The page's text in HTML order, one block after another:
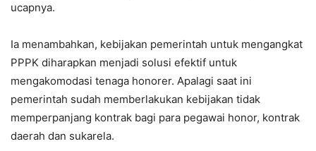
ucapnya.
Ia menambahkan, kebijakan pemerintah untuk mengangkat
PPPK diharapkan menjadi solusi efektif untuk
mengakomodasi tenaga honorer. Apalagi saat ini
pemerintah sudah memberlakukan kebijakan tidak
memperpanjang kontrak bagi para pegawai honor, kontrak
daerah dan sukarela.